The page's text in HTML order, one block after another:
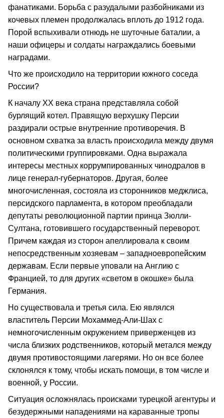
фанатиками. Борьба с разудалыми разбойниками из
кочевых племен продолжалась вплоть до 1912 года.
Порой вспыхивали отнюдь не шуточные баталии, а
наши офицеры и солдаты награждались боевыми
наградами.
Что же происходило на территории южного соседа
России?
К началу XX века страна представляла собой
бурлящий котел. Правящую верхушку Персии
раздирали острые внутренние противоречия. В
основном схватка за власть происходила между двумя
политическими группировками. Одна выражала
интересы местных коррумпированных чинодралов в
лице генерал-губернаторов. Другая, более
многочисленная, состояла из сторонников меджлиса,
персидского парламента, в котором преобладали
депутаты революционной партии принца Зюлли-
Султана, готовившего государственный переворот.
Причем каждая из сторон апеллировала к своим
непосредственным хозяевам – западноевропейским
державам. Если первые уповали на Англию с
Францией, то для других «светом в окошке» была
Германия.
Но существовала и третья сила. Ею являлся
властитель Персии Мохаммед-Али-Шах с
немногочисленным окружением приверженцев из
числа близких родственников, который метался между
двумя противостоящими лагерями. Но он все более
склонялся к тому, чтобы искать помощи, в том числе и
военной, у России.
Ситуация осложнялась происками турецкой агентуры и
безудержными нападениями на караванные тропы